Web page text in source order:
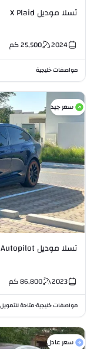
تسلا موديل X Plaid
2024
25,500كم
مواصفات خليجية
سعر جيد
تسلا موديل X Plaid Enhanced Autopilot
2023
86,800كم
مواصفات خليجية•متاحة للتمويل
سعر عادل